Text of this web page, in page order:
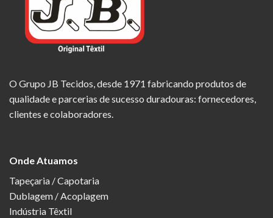
O Grupo JB Tecidos, desde 1971 fabricando produtos de
qualidade e parcerias de sucesso duradouras: fornecedores,
clientes e colaboradores.
Onde Atuamos
Tapeçaria / Capotaria
Dublagem / Acoplagem
Indústria Têxtil